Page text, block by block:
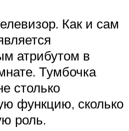
Как и сам
атрибутом в
Тумбочка
столько
функцию, сколько
роль.